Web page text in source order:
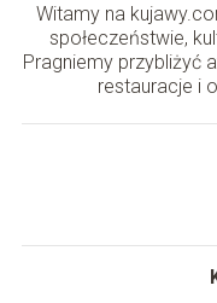
Witamy na
społeczeństwie,
Pragniemy przybliżyć
restauracje i